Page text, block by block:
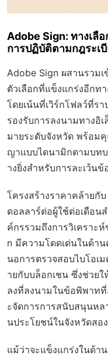
Adobe Sign: ทางเลื
การปฏิบัติตามกฎระเ
Adobe Sign ผสานรวม
ตัวเลือกที่แข็งแกร่งอีกท
โดยเน้นที่เวิร์กโฟลว์ที่ร
รองรับการลงนามทางอิ
มายระดับจังหวัด พร้อม
ญาแบบไดนามิกตามบท
างยิ่งสำหรับการละเว้น
โครงสร้างราคาคล้ายกั
ดอลลาร์ต่อผู้ใช้ต่อเดือน
ค์กรรวมถึงการวิเคราะ
n มีความโดดเด่นในด้า
นอการตรวจสอบไบโอเ
ายกับบล็อกเชน ซึ่งช่วย
ลงที่ลงนามในข้อพิพาท
ะจัดการการสนับสนุนหล
นประโยชน์ในจังหวัดสอ
แม้ว่าจะแข็งแกร่งในด้า